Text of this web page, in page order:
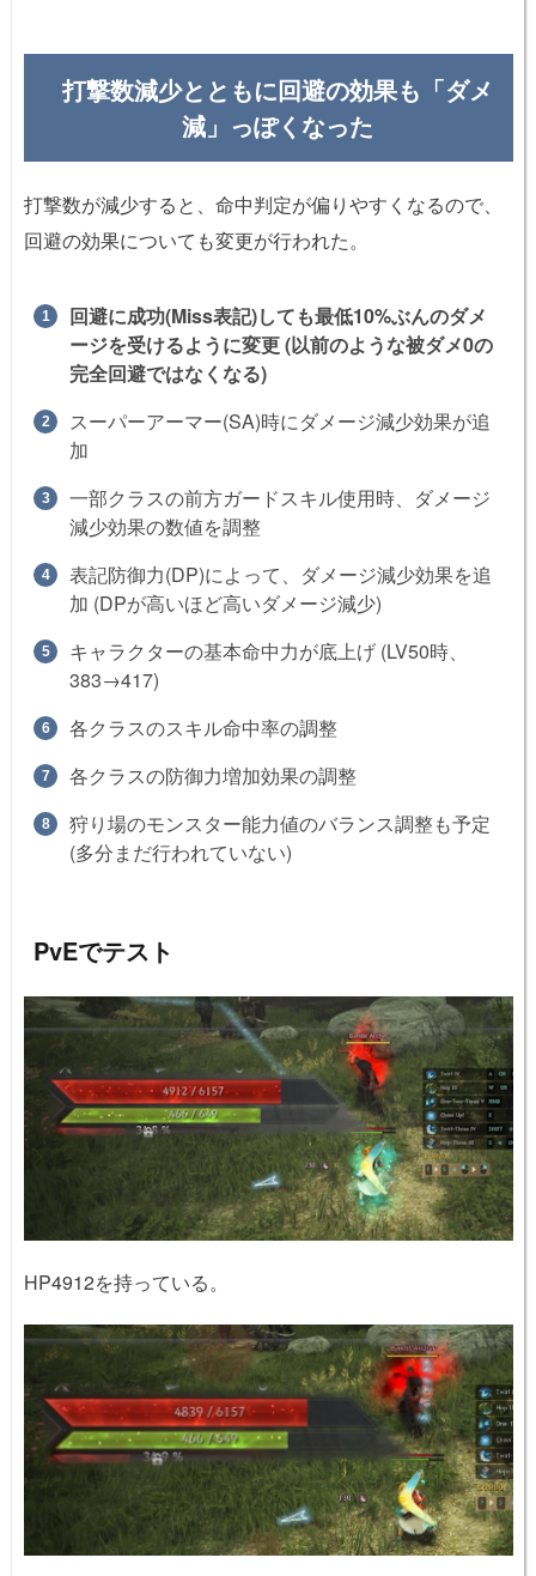
打撃数減少とともに回避の効果も「ダメ
減」っぽくなった
打撃数が減少すると、命中判定が偏りやすくなるので、
回避の効果についても変更が行われた。
回避に成功(Miss表記)しても最低10%ぶんのダメ
ージを受けるように変更 (以前のような被ダメ0の
完全回避ではなくなる)
スーパーアーマー(SA)時にダメージ減少効果が追
加
一部クラスの前方ガードスキル使用時、ダメージ
減少効果の数値を調整
表記防御力(DP)によって、ダメージ減少効果を追
加 (DPが高いほど高いダメージ減少)
キャラクターの基本命中力が底上げ (LV50時、
383→417)
各クラスのスキル命中率の調整
各クラスの防御力増加効果の調整
狩り場のモンスター能力値のバランス調整も予定
(多分まだ行われていない)
PvEでテスト
HP4912を持っている。